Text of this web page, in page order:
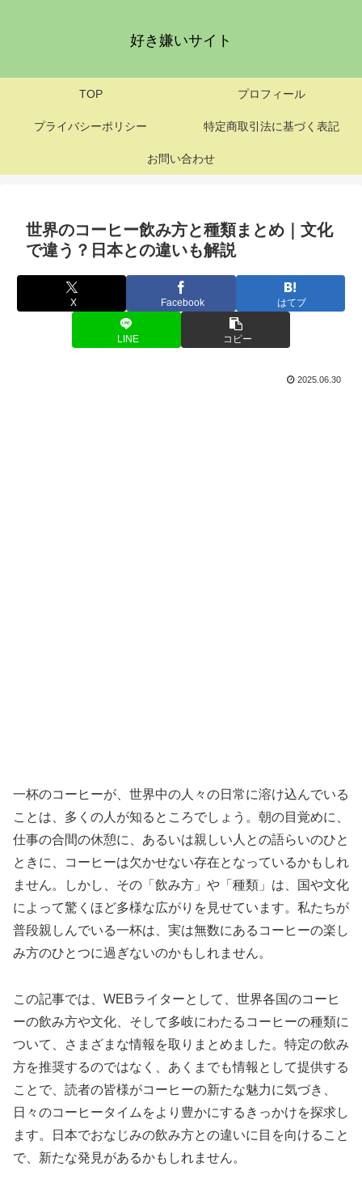
好き嫌いサイト
TOP プロフィール
プライバシーポリシー 特定商取引法に基づく表記
お問い合わせ
世界のコーヒー飲み方と種類まとめ｜文化
で違う？日本との違いも解説
X Facebook はてブ
LINE コピー
2025.06.30
一杯のコーヒーが、世界中の人々の日常に溶け込んでいる
ことは、多くの人が知るところでしょう。朝の目覚めに、
仕事の合間の休憩に、あるいは親しい人との語らいのひと
ときに、コーヒーは欠かせない存在となっているかもしれ
ません。しかし、その「飲み方」や「種類」は、国や文化
によって驚くほど多様な広がりを見せています。私たちが
普段親しんでいる一杯は、実は無数にあるコーヒーの楽し
み方のひとつに過ぎないのかもしれません。
この記事では、WEBライターとして、世界各国のコーヒ
ーの飲み方や文化、そして多岐にわたるコーヒーの種類に
ついて、さまざまな情報を取りまとめました。特定の飲み
方を推奨するのではなく、あくまでも情報として提供する
ことで、読者の皆様がコーヒーの新たな魅力に気づき、
日々のコーヒータイムをより豊かにするきっかけを探求し
ます。日本でおなじみの飲み方との違いに目を向けること
で、新たな発見があるかもしれません。